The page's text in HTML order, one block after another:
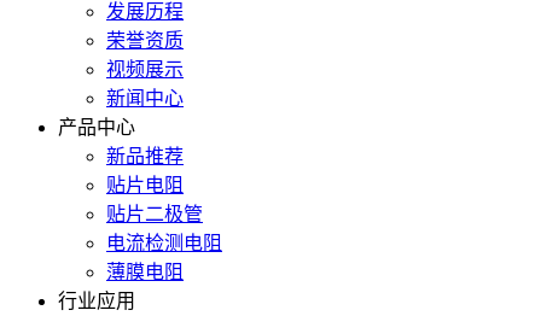
发展历程
荣誉资质
视频展示
新闻中心
产品中心
新品推荐
贴片电阻
贴片二极管
电流检测电阻
薄膜电阻
行业应用